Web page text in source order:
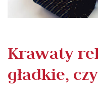
Krawaty
gładkie,